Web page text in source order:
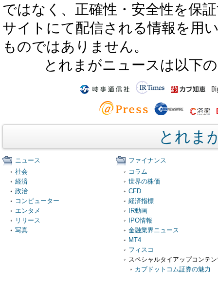
ではなく、正確性・安全性を保
サイトにて配信される情報を用
ものではありません。
とれまがニュースは以下
とれま
ニュース
社会
経済
政治
コンピューター
エンタメ
リリース
写真
ファイナンス
コラム
世界の株価
CFD
経済指標
IR動画
IPO情報
金融業界ニュース
MT4
フィスコ
スペシャルタイアップコンテ
カブドットコム証券の魅力